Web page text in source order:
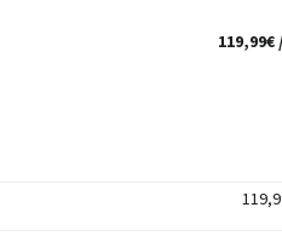
119,99€